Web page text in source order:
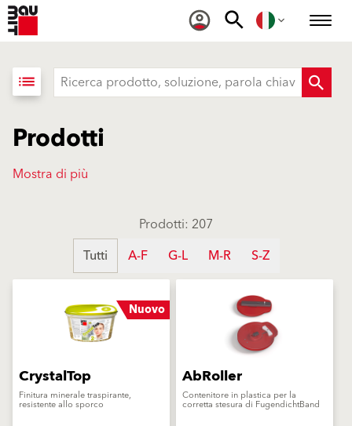
list
Prodotti
Mostra di più
Prodotti: 207
Tutti
A-F G-L M-R S-Z
Nuovo
CrystalTop
Finitura minerale traspirante,
resistente allo sporco
AbRoller
Contenitore in plastica per la
corretta stesura di FugendichtBand